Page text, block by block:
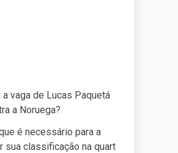
vaga de Lucas Paquetá
a Noruega?
é necessário para a
sua classificação na quart